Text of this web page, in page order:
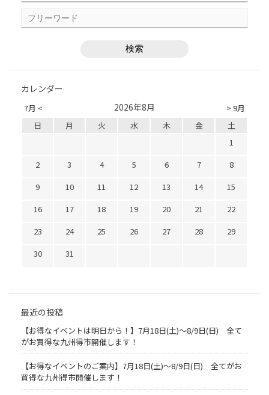
カレンダー
7月 < > 9月
2026年8月
日 月 火 水 木 金
土
1
2
3 4 5 6 7
8
9
10 11 12 13 14
15
16
17 18 19 20 21
22
23
24 25 26 27 28
29
30
31
最近の投稿
【お得なイベントは明日から！】7月18日(土)～8/9日(日) 全て
がお買得な九州得市開催します！
【お得なイベントのご案内】7月18日(土)～8/9日(日) 全てがお
買得な九州得市開催します！